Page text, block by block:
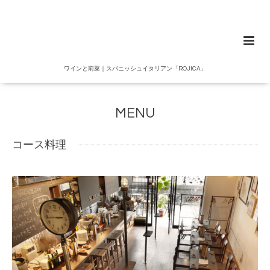
ワインと前菜｜スパニッシュイタリアン「ROJICA」
MENU
コース料理